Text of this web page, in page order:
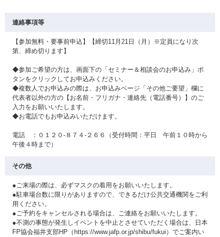
連絡事項等
【参加無料・要事前申込】【締切11月21日（月）※定員になり次
第、締め切ります】
◆参加ご希望の方は、画面下の「セミナー＆相談会のお申込み」ボ
タンをクリックしてお申込みください。
◆複数人でお申込みの際は、お申込みページ「その他ご要望」欄に
代表者以外の方の【お名前・フリガナ・連絡先（電話番号）】のご
入力をお願いいたします。
◆お電話でもお申込みいただけます。
電話 ：０１２０-８７４-２６６（受付時間：平日 午前１０時から
午後４時まで）
その他
●ご来場の際は、必ずマスクの着用をお願いいたします。
●駐車場台数に限りがありますので、できるだけ公共交通機関をご利
用ください。
●ご予約をキャンセルされる場合は、ご連絡をお願いいたします。
●不測の事態が発生しイベントを中止とさせていただく場合は、日本
FP協会福井支部HP（https://www.jafp.or.jp/shibu/fukui）でご案内い